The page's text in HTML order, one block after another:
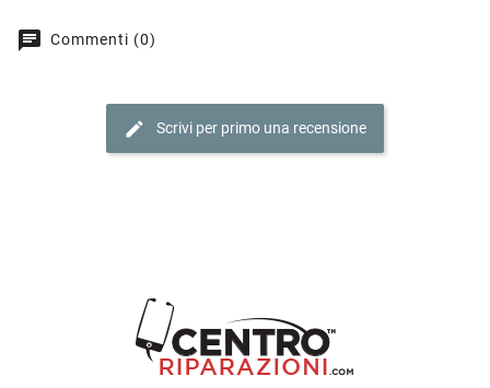
chat Commenti (0)
edit Scrivi per primo una recensione